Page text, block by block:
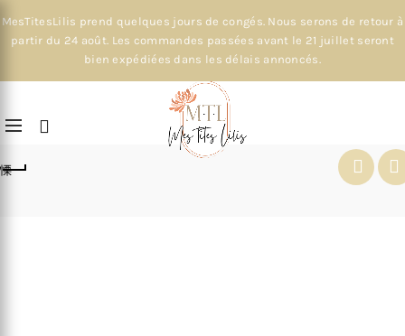
MesTitesLilis prend quelques jours de congés. Nous serons de retour à
partir du 24 août. Les commandes passées avant le 21 juillet seront
bien expédiées dans les délais annoncés.